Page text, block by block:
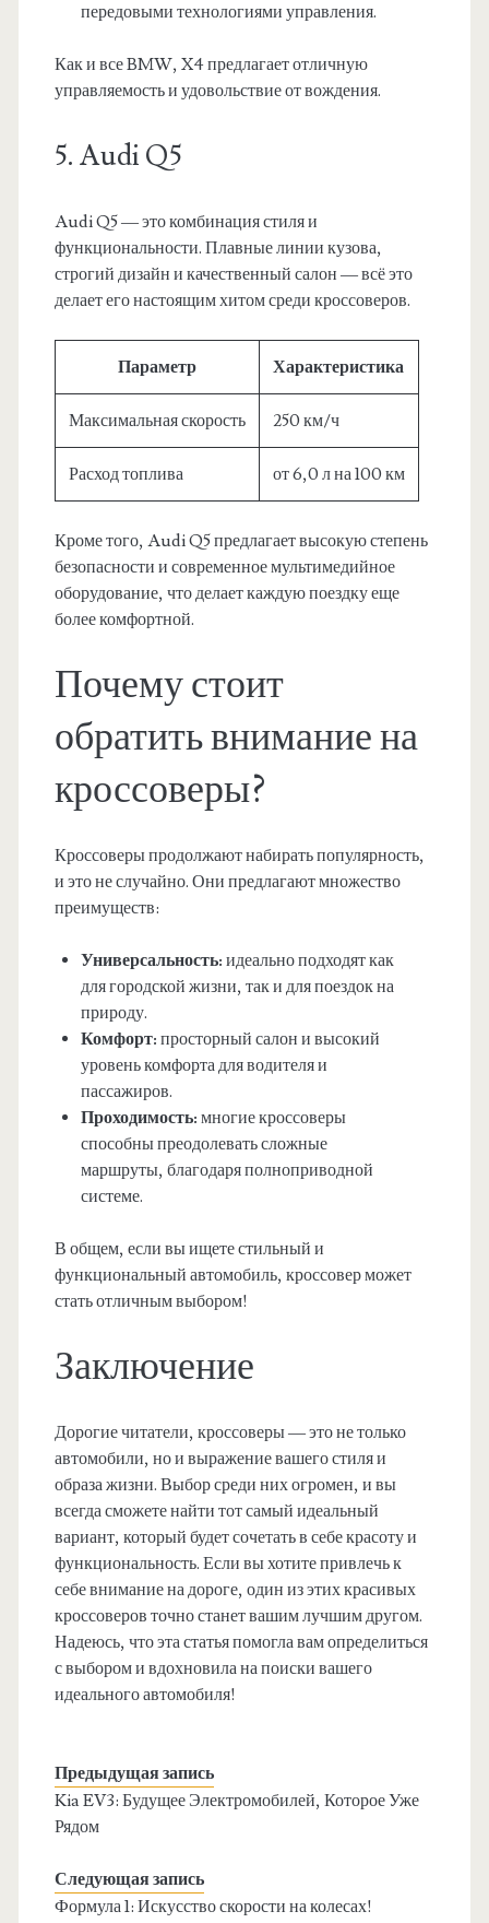
передовыми технологиями управления.
Как и все BMW, X4 предлагает отличную
управляемость и удовольствие от вождения.
5. Audi Q5
Audi Q5 — это комбинация стиля и
функциональности. Плавные линии кузова,
строгий дизайн и качественный салон — всё это
делает его настоящим хитом среди кроссоверов.
Параметр Характеристика
Максимальная скорость 250 км/ч
Расход топлива от 6,0 л на 100 км
Кроме того, Audi Q5 предлагает высокую степень
безопасности и современное мультимедийное
оборудование, что делает каждую поездку еще
более комфортной.
Почему стоит
обратить внимание на
кроссоверы?
Кроссоверы продолжают набирать популярность,
и это не случайно. Они предлагают множество
преимуществ:
Универсальность: идеально подходят как
для городской жизни, так и для поездок на
природу.
Комфорт: просторный салон и высокий
уровень комфорта для водителя и
пассажиров.
Проходимость: многие кроссоверы
способны преодолевать сложные
маршруты, благодаря полноприводной
системе.
В общем, если вы ищете стильный и
функциональный автомобиль, кроссовер может
стать отличным выбором!
Заключение
Дорогие читатели, кроссоверы — это не только
автомобили, но и выражение вашего стиля и
образа жизни. Выбор среди них огромен, и вы
всегда сможете найти тот самый идеальный
вариант, который будет сочетать в себе красоту и
функциональность. Если вы хотите привлечь к
себе внимание на дороге, один из этих красивых
кроссоверов точно станет вашим лучшим другом.
Надеюсь, что эта статья помогла вам определиться
с выбором и вдохновила на поиски вашего
идеального автомобиля!
Предыдущая запись
Kia EV3: Будущее Электромобилей, Которое Уже
Рядом
Следующая запись
Формула 1: Искусство скорости на колесах!